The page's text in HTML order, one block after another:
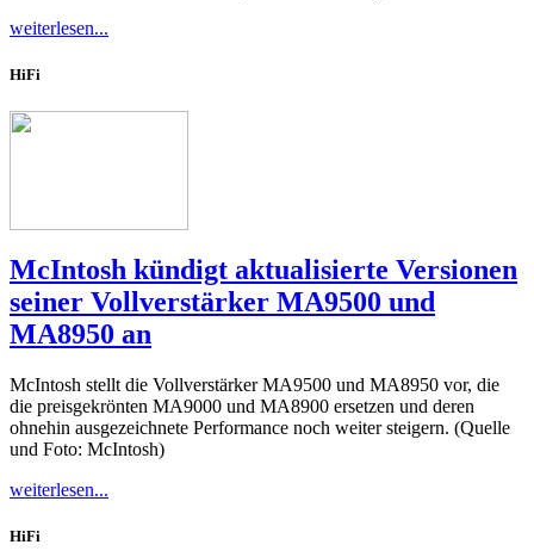
weiterlesen...
HiFi
McIntosh kündigt aktualisierte Versionen
seiner Vollverstärker MA9500 und
MA8950 an
McIntosh stellt die Vollverstärker MA9500 und MA8950 vor, die
die preisgekrönten MA9000 und MA8900 ersetzen und deren
ohnehin ausgezeichnete Performance noch weiter steigern. (Quelle
und Foto: McIntosh)
weiterlesen...
HiFi